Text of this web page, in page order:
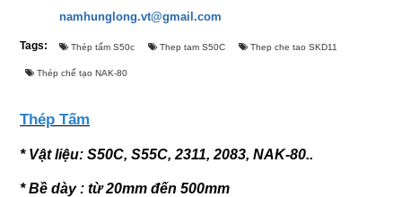
namhunglong.vt@gmail.com
Tags: Thép tấm S50c Thep tam S50C Thep che tao SKD11
Thép chế tạo NAK-80
Thép Tấm
* Vật liệu: S50C, S55C, 2311, 2083, NAK-80..
* Bề dày : từ 20mm đến 500mm
Twitter
Google+
Youtube